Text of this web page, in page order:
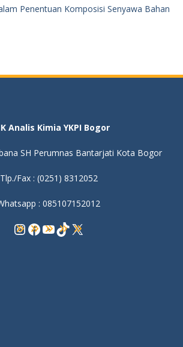
Penentuan Komposisi Senyawa Bahan
Analis Kimia YKPI Bogor
SH Perumnas Bantarjati Kota Bogor
Tlp./Fax : (0251) 8312052
: 085107152012
Instagram
Facebook
YouTube
TikTok
X